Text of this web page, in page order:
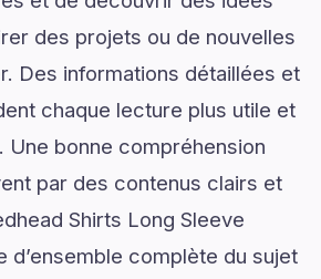
des projets ou de nouvelles
Des informations détaillées et
chaque lecture plus utile et
Une bonne compréhension
par des contenus clairs et
Shirts Long Sleeve
d’ensemble complète du sujet